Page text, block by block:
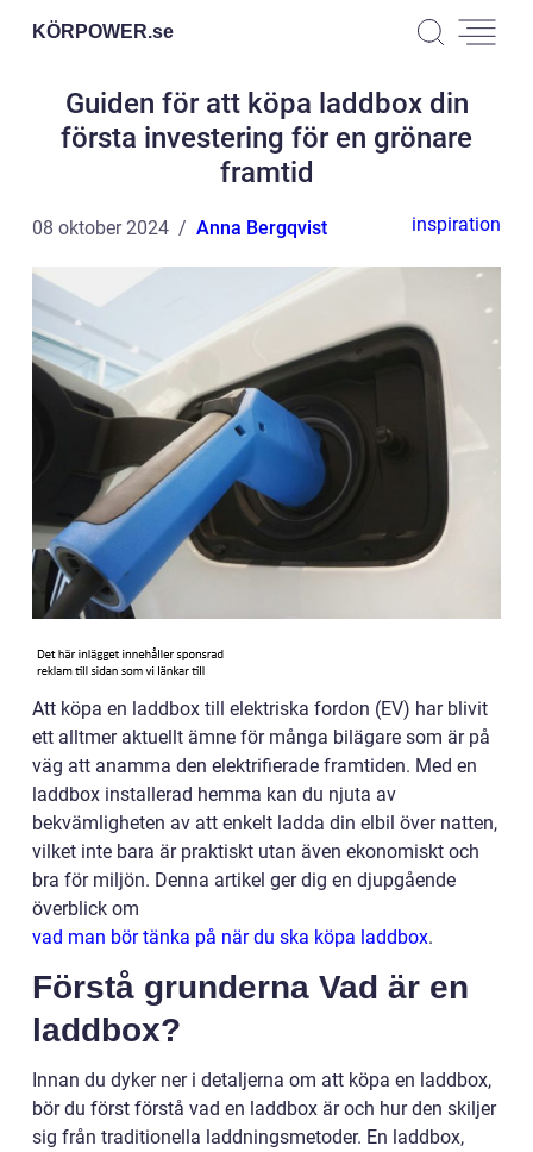
KÖRPOWER.se
Guiden för att köpa laddbox din
första investering för en grönare
framtid
08 oktober 2024 Anna Bergqvist inspiration
Att köpa en laddbox till elektriska fordon (EV) har blivit
ett alltmer aktuellt ämne för många bilägare som är på
väg att anamma den elektrifierade framtiden. Med en
laddbox installerad hemma kan du njuta av
bekvämligheten av att enkelt ladda din elbil över natten,
vilket inte bara är praktiskt utan även ekonomiskt och
bra för miljön. Denna artikel ger dig en djupgående
överblick om
vad man bör tänka på när du ska köpa laddbox.
Förstå grunderna Vad är en
laddbox?
Innan du dyker ner i detaljerna om att köpa en laddbox,
bör du först förstå vad en laddbox är och hur den skiljer
sig från traditionella laddningsmetoder. En laddbox,